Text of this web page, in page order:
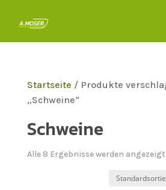
Startseite / Produkte
„Schweine“
Schweine
Alle 8 Ergebnisse werden angezeigt